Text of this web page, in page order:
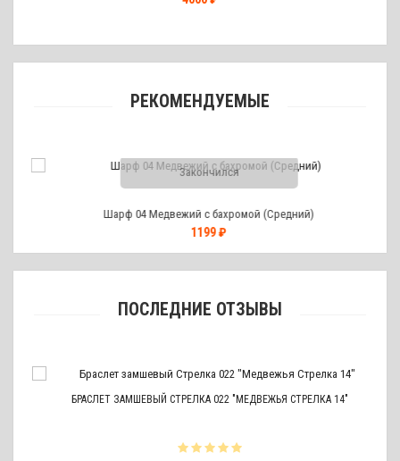
РЕКОМЕНДУЕМЫЕ
Закончился
Шарф 04 Медвежий с бахромой (Средний)
1199 ₽
ПОСЛЕДНИЕ ОТЗЫВЫ
БРАСЛЕТ ЗАМШЕВЫЙ СТРЕЛКА 022 "МЕДВЕЖЬЯ СТРЕЛКА 14"